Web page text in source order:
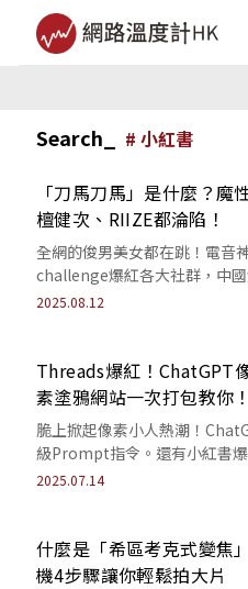
Search_ # 小紅書
「刀馬刀馬」是什麼？魔
檀健次、RIIZE都淪陷！
全網的俊男美女都在跳！電音
challenge爆紅各大社群，中
2025.08.12
Threads爆紅！ChatGPT
素塗鴉網站一次打包教你！
脆上掀起像素小人熱潮！
級Prompt指令。還有小紅書
網站，教學來了！
2025.07.14
什麼是「希區考克式變焦
機4步驟讓你輕鬆拍大片